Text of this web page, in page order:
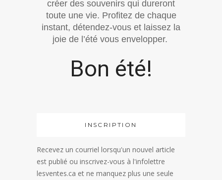
créer des souvenirs qui dureront
toute une vie. Profitez de chaque
instant, détendez-vous et laissez la
joie de l’été vous envelopper.
Bon été!
INSCRIPTION
Recevez un courriel lorsqu'un nouvel article
est publié ou inscrivez-vous à l'infolettre
lesventes.ca et ne manquez plus une seule